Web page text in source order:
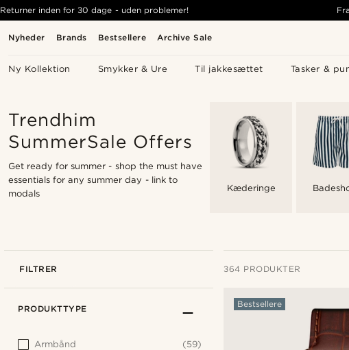
Nyheder Brands Bestsellere Archive Sale
Ny Kollektion Smykker & Ure Til jakkesættet Tasker &
Returner inden for 30 dage - uden problemer!
Trendhim
SummerSale Offers
Get ready for summer - shop the must have
essentials for any summer day -link to
modals
Kæderinge
FILTRER 364 PRODUKTER
Bestsellere
PRODUKTTYPE
Armbånd
(59)